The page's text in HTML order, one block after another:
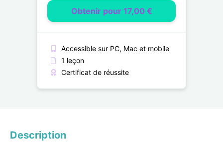
Obtenir pour 17,00 €
Accessible sur PC, Mac et mobile
1 leçon
Certificat de réussite
Description